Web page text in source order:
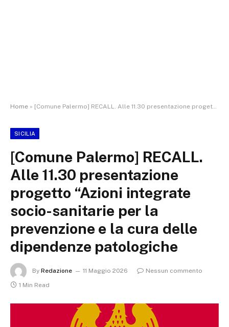
Home » [Comune Palermo] RECALL. Alle 11.30 presentazione progetto “Azioni integrate socio-sanitarie per la prevenzione e la cura delle dipendenze patologiche
SICILIA
[Comune Palermo] RECALL.
Alle 11.30 presentazione
progetto “Azioni integrate
socio-sanitarie per la
prevenzione e la cura delle
dipendenze patologiche
By Redazione 11 Maggio 2026
Nessun commento
1 Min Read